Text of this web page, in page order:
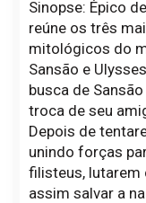
Sinopse: Épico
reúne os três
mitológicos do
Sansão e
busca de
troca de seu
Depois de
unindo forças
filisteus, lutarem
assim salvar a